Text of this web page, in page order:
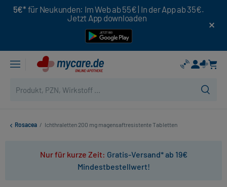
5€* für Neukunden: Im Web ab 55€ | In der App ab 35€.
Jetzt App downloaden
Rosacea / Ichthraletten 200 mg magensaftresistente Tabletten
Nur für kurze Zeit: Gratis-Versand* ab 19€
Mindestbestellwert!